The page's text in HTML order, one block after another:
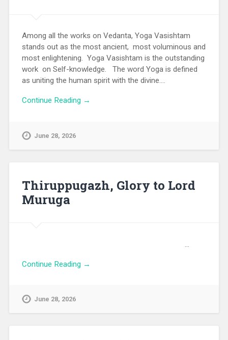
Among all the works on Vedanta, Yoga Vasishtam
stands out as the most ancient, most voluminous and
most enlightening. Yoga Vasishtam is the outstanding
work on Self-knowledge. The word Yoga is defined
as uniting the human spirit with the divine….
Continue Reading →
June 28, 2026
Thiruppugazh, Glory to Lord
Muruga
…
Continue Reading →
June 28, 2026